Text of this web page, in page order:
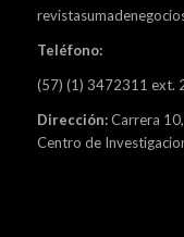
Teléfono:
(57) (1) 3472311 ext.
Dirección:Carrera
Centro de